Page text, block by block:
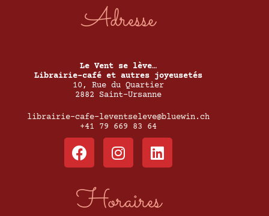
Adresse
Le Vent se lève…
Librairie-café et autres joyeusetés
10, Rue du Quartier
2882 Saint-Ursanne
librairie-cafe-leventseleve@bluewin.ch
+41 79 669 83 64
Horaires